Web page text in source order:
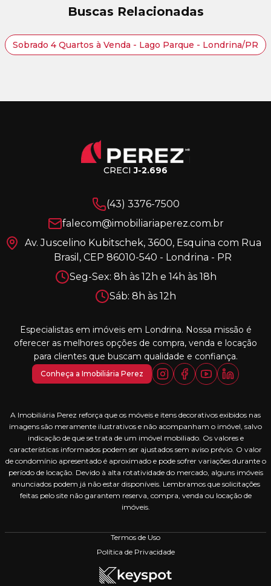
Buscas Relacionadas
Sobrado 4 Quartos à Venda - Lago Parque - Londrina/PR
CRECIJ-2.696
(43) 3376-7500
falecom@imobiliariaperez.com.br
Av. Juscelino Kubitschek, 3600, Esquina com Rua
Brasil, CEP 86010-540 - Londrina - PR
Seg-Sex: 8h às 12h e 14h às 18h
Sáb: 8h às 12h
Especialistas em imóveis em Londrina. Nossa missão é
oferecer as melhores opções de compra, venda e locação
para clientes que buscam qualidade e confiança.
Conheça a Imobiliária Perez
A Imobiliária Perez reforça que os móveis e itens decorativos exibidos nas
imagens são meramente ilustrativos e não acompanham o imóvel, salvo
indicação de que se trata de um imóvel mobiliado. Os valores e
características informados podem ser ajustados sem aviso prévio. O valor
de condomínio apresentado é aproximado e pode sofrer variações durante o
período de locação. Devido à alta rotatividade do mercado, alguns imóveis
anunciados podem já não estar disponíveis. Lembramos que solicitações
feitas pelo site não garantem reserva, compra, venda ou locação de
imóveis.
Termos de Uso
Política de Privacidade